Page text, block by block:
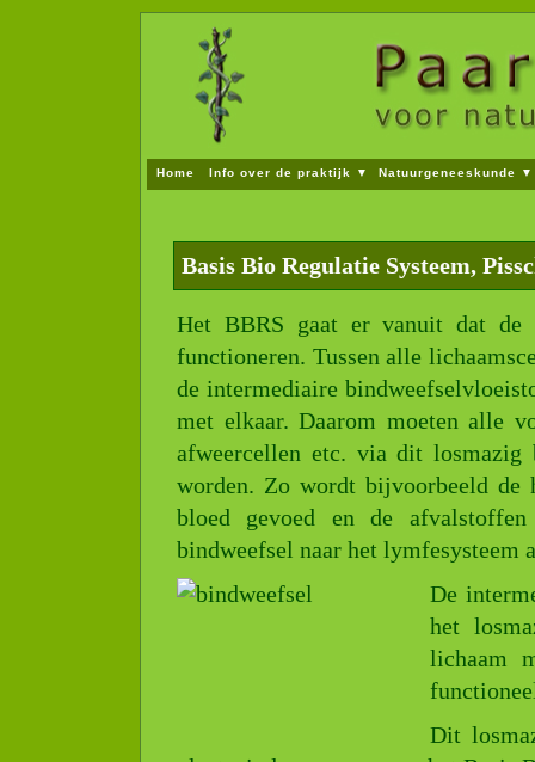
Home Info over de praktijk ▼ Natuurgeneeskunde ▼
Wat is natuurgeneeskunde? BBRS Pisschinger
Voeding algemeen Voeding
Fytotherapie of kruidengeneeskunde
Klachten Paard Klachten Honden en Katten
Basis Bio Regulatie Systeem,
Het BBRS gaat er vanuit dat de
functioneren. Tussen alle
de intermediaire
met elkaar. Daarom moeten alle
afweercellen etc. via dit losmazig
worden. Zo wordt bijvoorbeeld
bloed gevoed en de
bindweefsel naar het lymfesysteem
De
het
lichaam
Dit